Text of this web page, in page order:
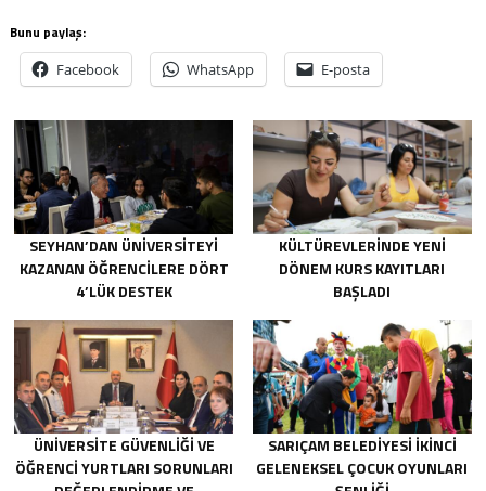
Bunu paylaş:
Facebook WhatsApp E-posta
SEYHAN’DAN ÜNİVERSİTEYİ
KAZANAN ÖĞRENCİLERE DÖRT
4’LÜK DESTEK
KÜLTÜREVLERINDE YENI
DÖNEM KURS KAYITLARI
BAŞLADI
ÜNİVERSİTE GÜVENLİĞİ VE
ÖĞRENCİ YURTLARI SORUNLARI
SARIÇAM BELEDİYESİ İKİNCİ
GELENEKSEL ÇOCUK OYUNLARI